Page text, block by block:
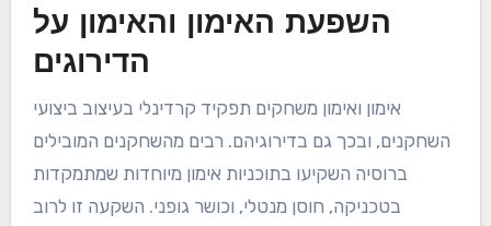
השפעת האימון והאימון על
הדירוגים
אימון ואימון משחקים תפקיד קרדינלי בעיצוב ביצועי
השחקנים, ובכך גם בדירוגיהם. רבים מהשחקנים המובילים
ברוסיה השקיעו בתוכניות אימון מיוחדות שמתמקדות
בטכניקה, חוסן מנטלי, וכושר גופני. השקעה זו לרוב